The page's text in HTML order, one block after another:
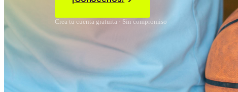
Crea tu cuenta gratuita · Sin compromiso